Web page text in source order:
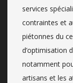
services
contraintes et
piétonnes du
d’optimisation
notamment
artisans et les